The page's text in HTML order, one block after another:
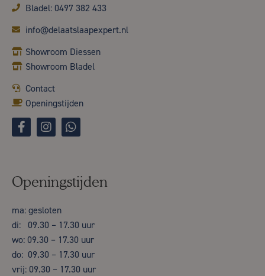
Bladel: 0497 382 433
info@delaatslaapexpert.nl
Showroom Diessen
Showroom Bladel
Contact
Openingstijden
Openingstijden
ma: gesloten
di: 09.30 – 17.30 uur
wo: 09.30 – 17.30 uur
do: 09.30 – 17.30 uur
vrij: 09.30 – 17.30 uur